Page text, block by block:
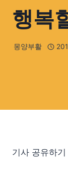
행복
몽양부활
기사 공유하기